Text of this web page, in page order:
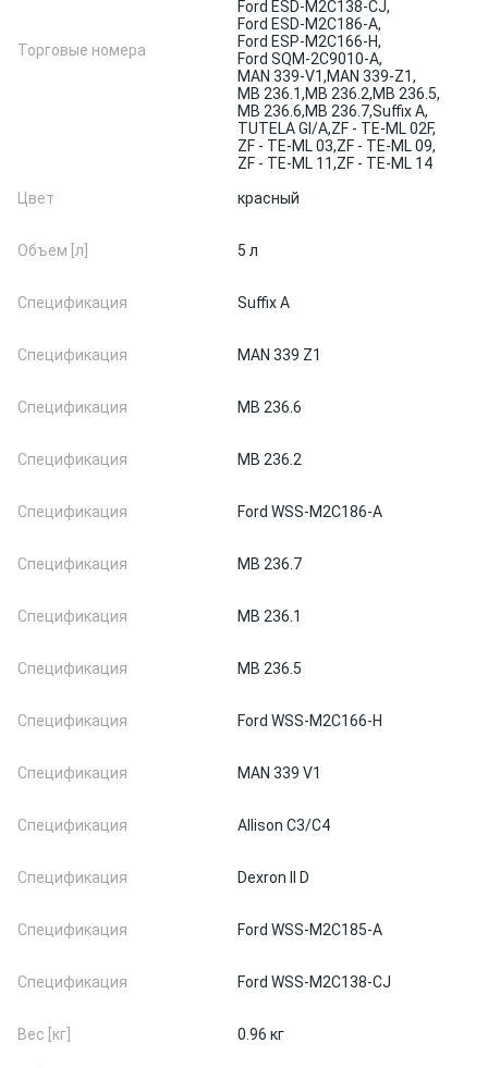
Торговые номера
Ford ESD-M2C138-CJ,
Ford ESD-M2C186-A,
Ford ESP-M2C166-H,
Ford SQM-2C9010-A,
MAN 339-V1,MAN 339-Z1,
MB 236.1,MB 236.2,MB 236.5,
MB 236.6,MB 236.7,Suffix A,
TUTELA GI/A,ZF - TE-ML 02F,
ZF - TE-ML 03,ZF - TE-ML 09,
ZF - TE-ML 11,ZF - TE-ML 14
Цвет
красный
Объем [л] 5 л
Спецификация Suffix A
Спецификация MAN 339 Z1
Спецификация MB 236.6
Спецификация MB 236.2
Спецификация Ford WSS-M2C186-A
Спецификация MB 236.7
Спецификация MB 236.1
Спецификация MB 236.5
Спецификация Ford WSS-M2C166-H
Спецификация MAN 339 V1
Спецификация Allison C3/C4
Спецификация Dexron II D
Спецификация Ford WSS-M2C185-A
Спецификация Ford WSS-M2C138-CJ
Вес [кг] 0.96 кг